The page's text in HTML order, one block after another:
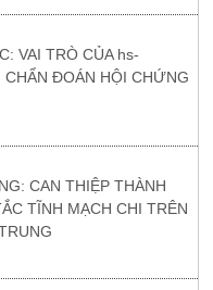
VAI TRÒ CỦA hs-
ĐOÁN HỘI CHỨNG
CAN THIỆP THÀNH
TĨNH MẠCH CHI TRÊN